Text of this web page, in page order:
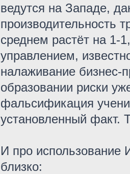
ведутся на Западе,
среднем растёт на 1-
управлением,
налаживание бизнес-
образовании риски
фальсификация
установленный факт.
И про использование
близко: